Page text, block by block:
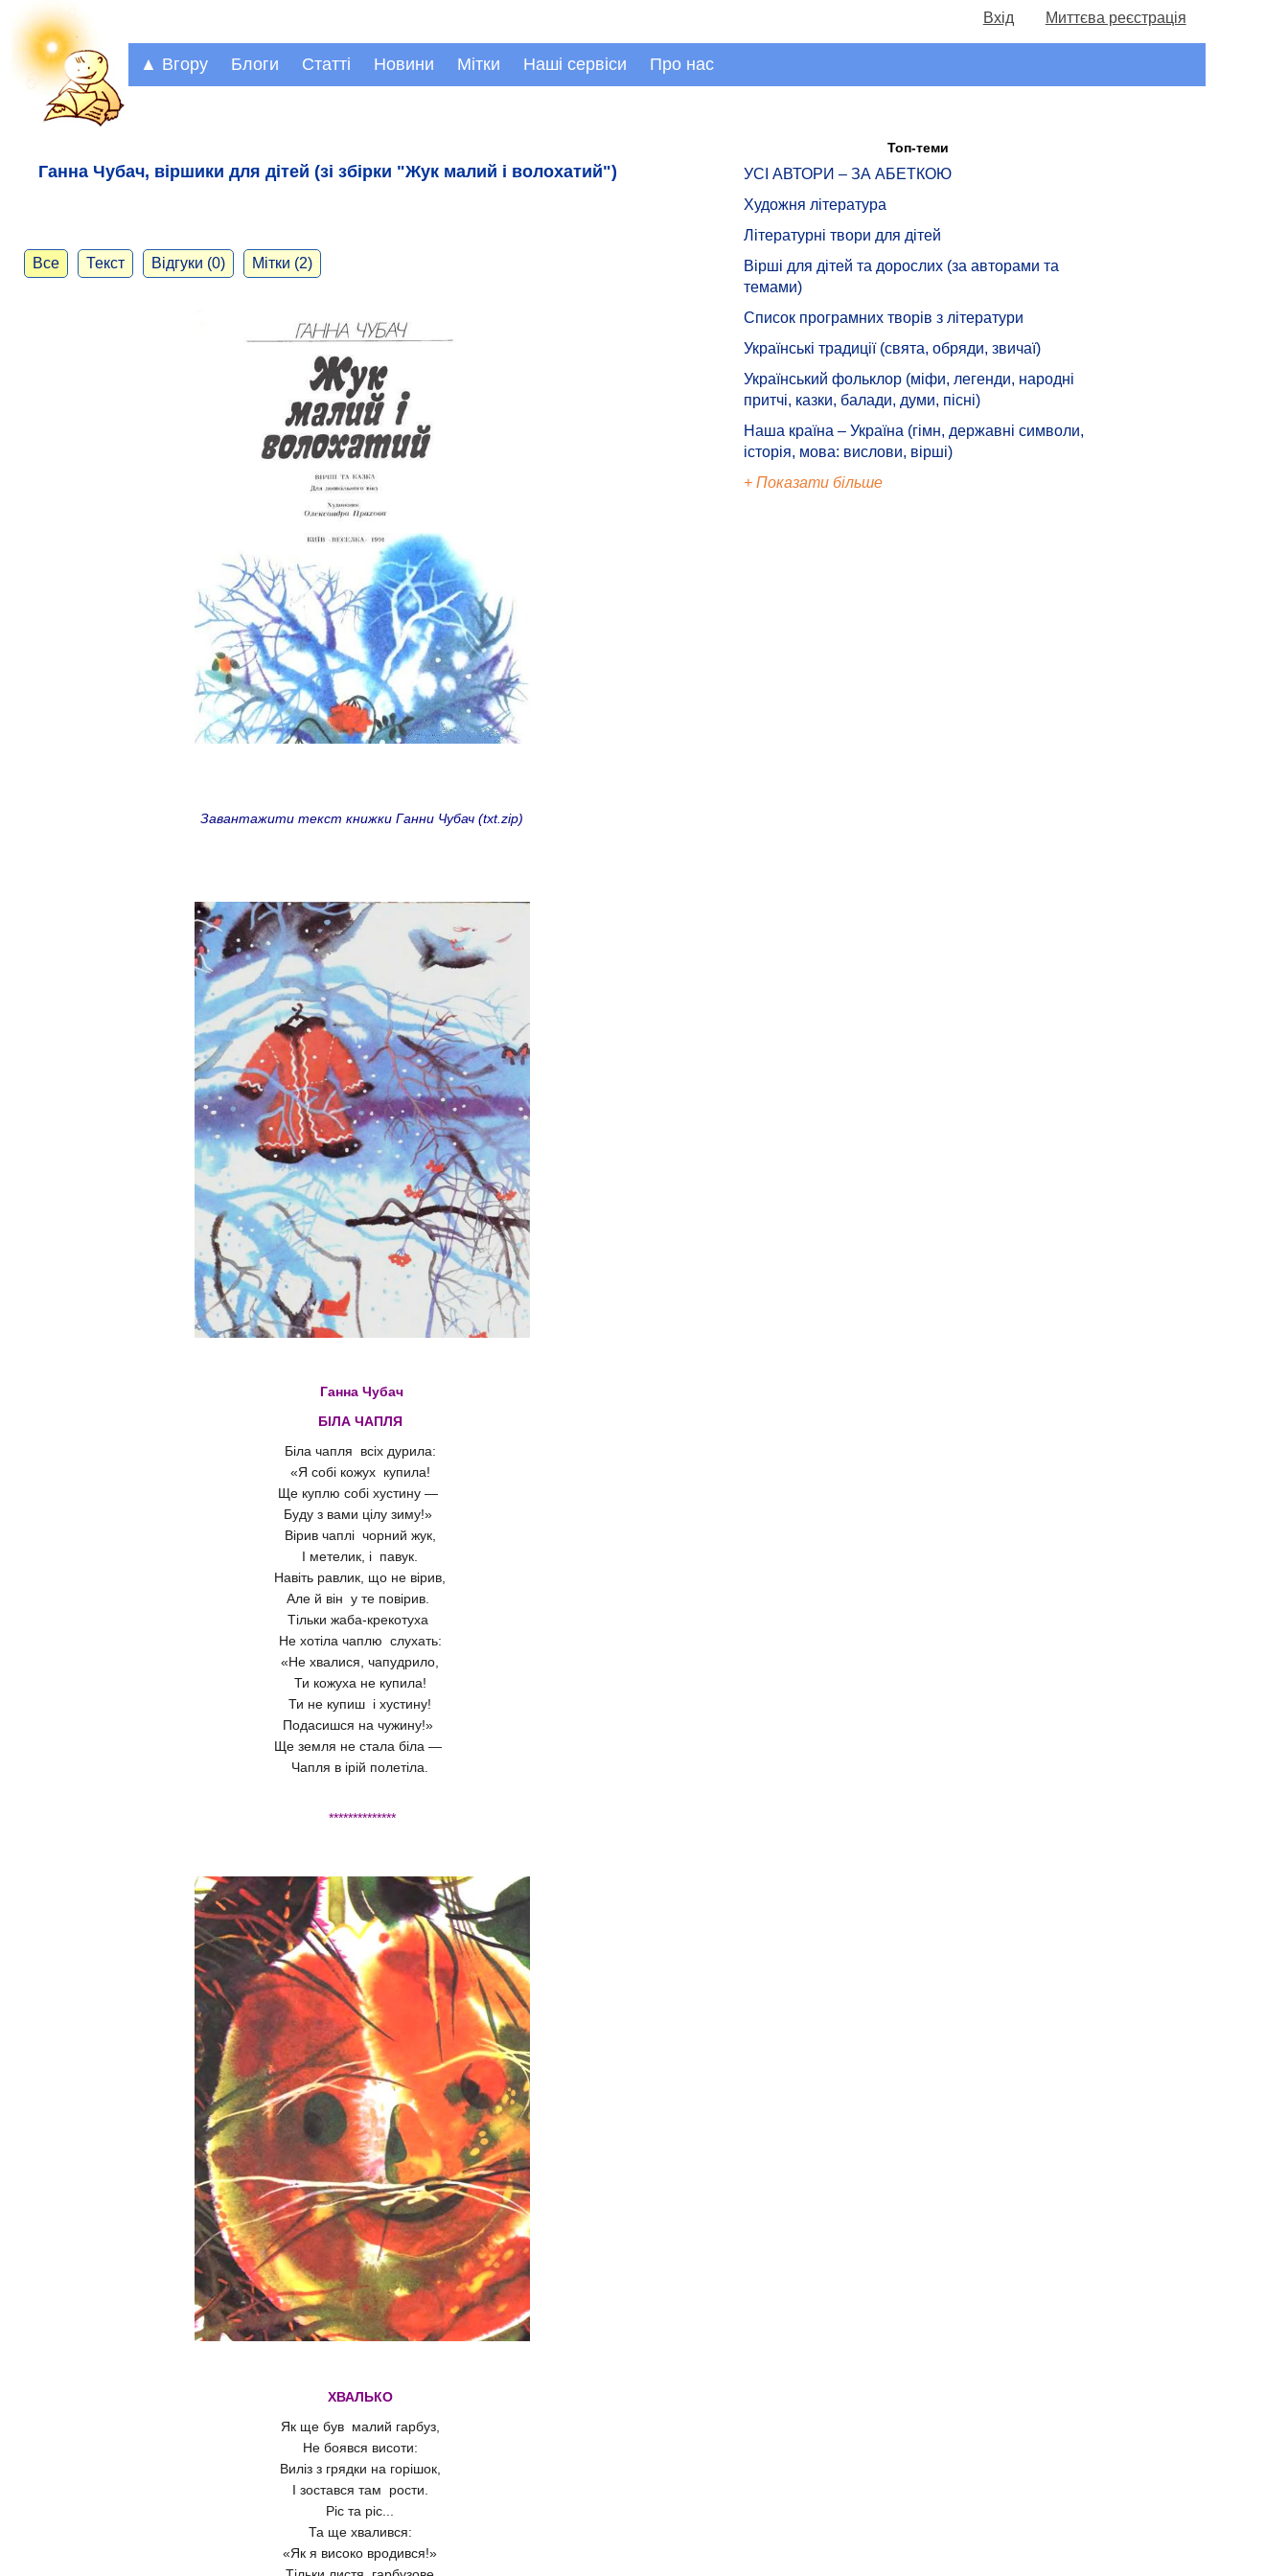
Вхід Миттєва реєстрація
▲ Вгору Блоги Статті Новини Мітки Наші сервіси Про нас
Ганна Чубач, віршики для дітей (зі збірки "Жук малий і волохатий")
Все Текст Відгуки (0) Мітки (2)
Завантажити текст книжки Ганни Чубач (txt.zip)
Ганна Чубач
БІЛА ЧАПЛЯ
Біла чапля всіх дурила:
«Я собі кожух купила!
Ще куплю собі хустину —
Буду з вами цілу зиму!»
Вірив чаплі чорний жук,
І метелик, і павук.
Навіть равлик, що не вірив,
Але й він у те повірив.
Тільки жаба-крекотуха
Не хотіла чаплю слухать:
«Не хвалися, чапудрило,
Ти кожуха не купила!
Ти не купиш і хустину!
Подасишся на чужину!»
Ще земля не стала біла —
Чапля в ірій полетіла.
**************
ХВАЛЬКО
Як ще був малий гарбуз,
Не боявся висоти:
Виліз з грядки на горішок,
І зостався там рости.
Ріс та ріс...
Та ще хвалився:
«Як я високо вродився!»
Топ-теми
УСІ АВТОРИ – ЗА АБЕТКОЮ
Художня література
Літературні твори для дітей
Вірші для дітей та дорослих (за авторами та
темами)
Список програмних творів з літератури
Українські традиції (свята, обряди, звичаї)
Український фольклор (міфи, легенди, народні
притчі, казки, балади, думи, пісні)
Наша країна – Україна (гімн, державні символи,
історія, мова: вислови, вірші)
+ Показати більше